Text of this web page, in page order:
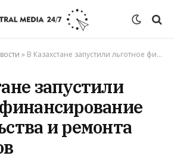
» В Казахстане запустили льготное финансирование строительства и ремонта элеваторов
запустили
и ремонта